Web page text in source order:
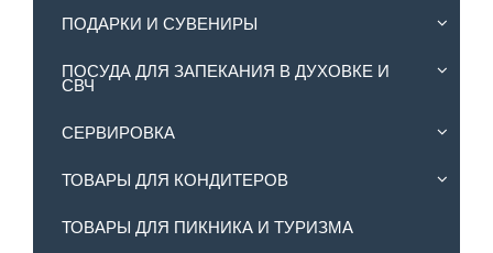
ПОДАРКИ И СУВЕНИРЫ
ПОСУДА ДЛЯ ЗАПЕКАНИЯ В ДУХОВКЕ И
СВЧ
СЕРВИРОВКА
ТОВАРЫ ДЛЯ КОНДИТЕРОВ
ТОВАРЫ ДЛЯ ПИКНИКА И ТУРИЗМА